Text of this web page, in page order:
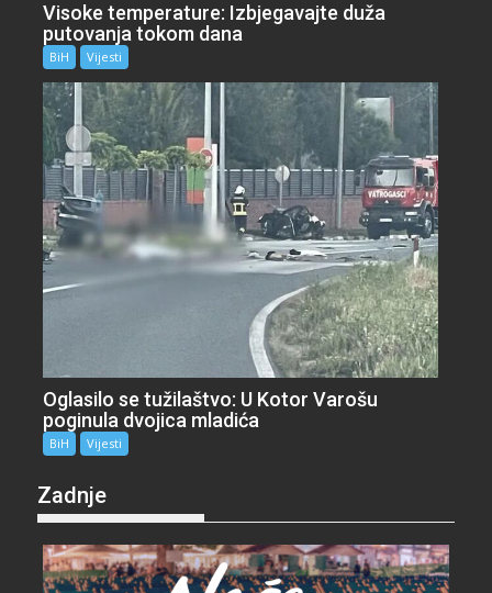
Visoke temperature: Izbjegavajte duža
putovanja tokom dana
BiH Vijesti
Oglasilo se tužilaštvo: U Kotor Varošu
poginula dvojica mladića
BiH Vijesti
Zadnje